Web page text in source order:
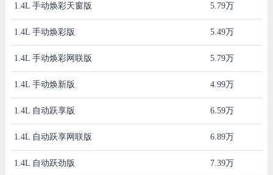
1.4L 手动焕彩天窗版 5.79万
1.4L 手动焕彩版 5.49万
1.4L 手动焕彩网联版 5.79万
1.4L 手动焕新版 4.99万
1.4L 自动跃享版 6.59万
1.4L 自动跃享网联版 6.89万
1.4L 自动跃劲版 7.39万